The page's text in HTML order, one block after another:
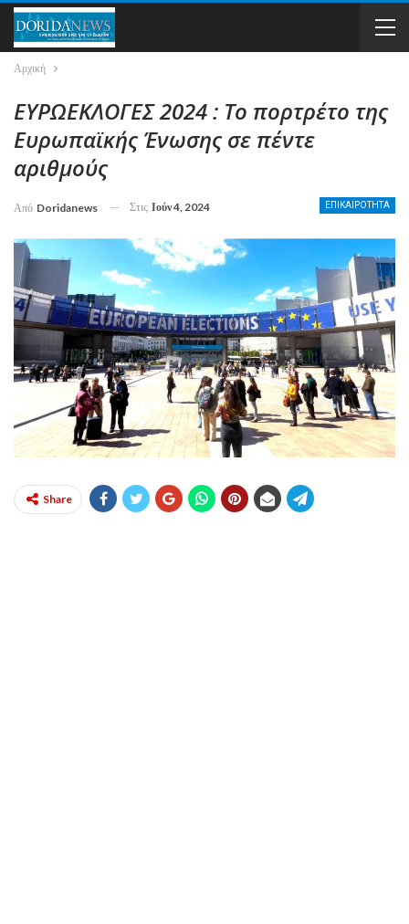
Αρχική
ΕΥΡΩΕΚΛΟΓΕΣ 2024 : Το πορτρέτο της
Ευρωπαϊκής Ένωσης σε πέντε
αριθμούς
ΕΠΙΚΑΙΡΟΤΗΤΑ
Από Doridanews Στις Ιούν 4, 2024
Share